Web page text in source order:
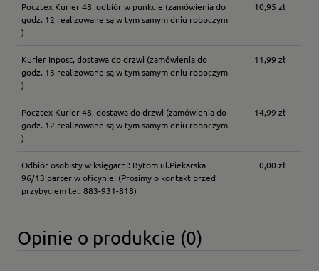
Pocztex Kurier 48, odbiór w punkcie (zamówienia do
godz. 12 realizowane są w tym samym dniu roboczym
)
10,95 zł
Kurier Inpost, dostawa do drzwi (zamówienia do
godz. 13 realizowane są w tym samym dniu roboczym
)
11,99 zł
Pocztex Kurier 48, dostawa do drzwi (zamówienia do
godz. 12 realizowane są w tym samym dniu roboczym
)
14,99 zł
Odbiór osobisty w księgarni: Bytom ul.Piekarska
96/13 parter w oficynie. (Prosimy o kontakt przed
przybyciem tel. 883-931-818)
0,00 zł
Opinie o produkcie (0)